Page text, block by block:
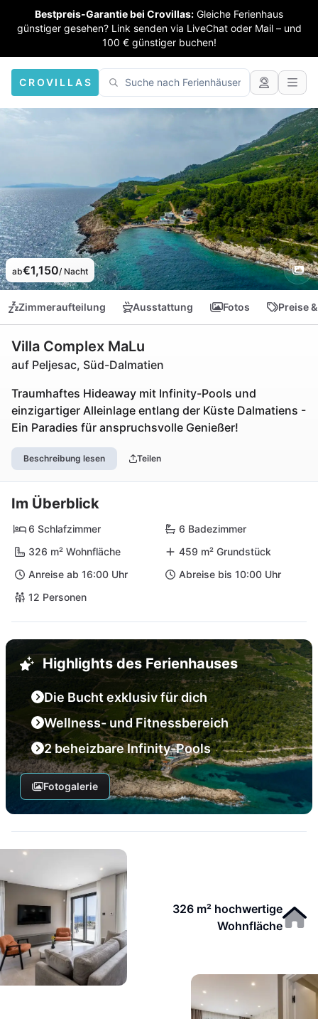
Bestpreis-Garantie bei Crovillas: Gleiche Ferienhaus
günstiger gesehen? Link senden via LiveChat oder Mail – und
100 € günstiger buchen!
CROVILLAS
ab€1,150/ Nacht
Zimmeraufteilung Ausstattung Fotos Preise
Villa Complex MaLu
auf Peljesac, Süd-Dalmatien
Traumhaftes Hideaway mit Infinity-Pools und
einzigartiger Alleinlage entlang der Küste Dalmatiens -
Ein Paradies für anspruchsvolle Genießer!
Beschreibung lesen Teilen
Im Überblick
6 Schlafzimmer
6 Badezimmer
326 m² Wohnfläche
459 m² Grundstück
Anreise ab 16:00 Uhr
Abreise bis 10:00 Uhr
12 Personen
Highlights des Ferienhauses
Die Bucht exklusiv für dich
Wellness- und Fitnessbereich
2 beheizbare Infinity-Pools
Fotogalerie
326 m² hochwertige
Wohnfläche